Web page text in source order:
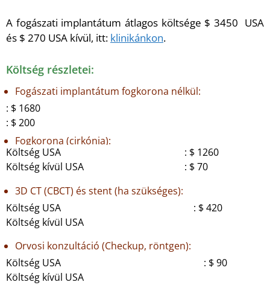
A fogászati implantátum átlagos költsége $ 3450 USA
és $ 270 USA kívül, itt: klinikánkon.
Költség részletei:
Fogászati implantátum fogkorona nélkül:
: $ 1680
: $ 200
Fogkorona (cirkónia):
Költség USA
: $ 1260
Költség kívül USA
: $ 70
3D CT (CBCT) és stent (ha szükséges):
Költség USA
: $ 420
Költség kívül USA
Orvosi konzultáció (Checkup, röntgen):
Költség USA
: $ 90
Költség kívül USA